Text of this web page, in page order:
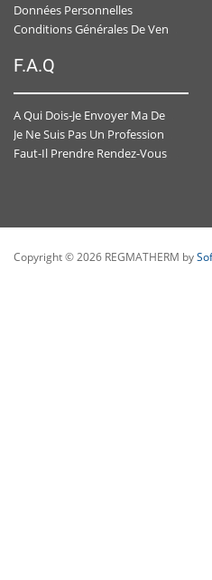
Données Personnelles
F.A.Q
Copyright © 2026 REGMATHERM by